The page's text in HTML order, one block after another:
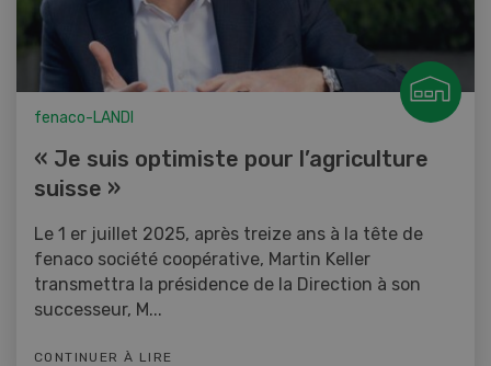
fenaco-LANDI
« Je suis optimiste pour l’agriculture
suisse »
Le 1 er juillet 2025, après treize ans à la tête de
fenaco société coopérative, Martin Keller
transmettra la présidence de la Direction à son
successeur, M...
CONTINUER À LIRE